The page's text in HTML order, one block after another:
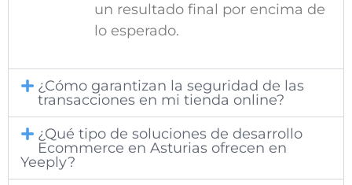
un resultado final por encima de
lo esperado.
¿Cómo garantizan la seguridad de las
transacciones en mi tienda online?
¿Qué tipo de soluciones de desarrollo
Ecommerce en Asturias ofrecen en
Yeeply?